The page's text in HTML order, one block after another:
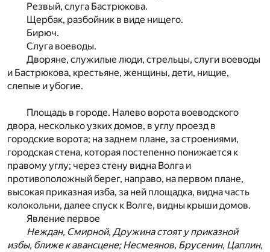
Резвый, слуга Бастрюкова.
Щербак, разбойник в виде нищего.
Бирюч.
Слуга воеводы.
Дворяне, служилые люди, стрельцы, слуги воеводы
и Бастрюкова, крестьяне, женщины, дети, нищие,
слепые и убогие.
Площадь в городе. Налево ворота воеводского
двора, несколько узких домов, в углу проезд в
городские ворота; на заднем плане, за строениями,
городская стена, которая постепенно понижается к
правому углу; через стену видна Волга и
противоположный берег, направо, на первом плане,
высокая приказная изба, за ней площадка, видна часть
колокольни, далее спуск к Волге, видны крыши домов.
Явление первое
Неждан, Смирной, Дружина стоят у приказной
избы, ближе к авансцене; Несмеянов, Брусенин, Цаплин,